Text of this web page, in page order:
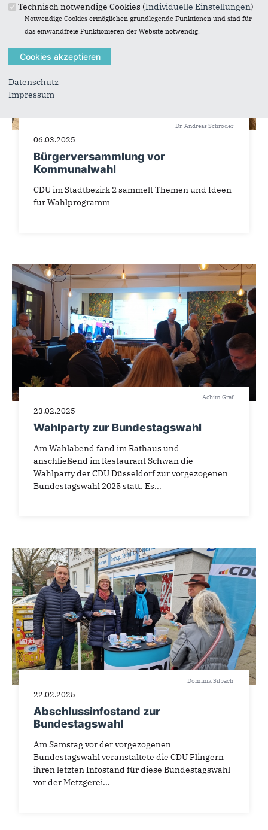
Dr. Andreas Schröder
06.03.2025
Bürgerversammlung vor
Kommunalwahl
CDU im Stadtbezirk 2 sammelt Themen und Ideen
für Wahlprogramm
Achim Graf
23.02.2025
Wahlparty zur Bundestagswahl
Am Wahlabend fand im Rathaus und
anschließend im Restaurant Schwan die
Wahlparty der CDU Düsseldorf zur vorgezogenen
Bundestagswahl 2025 statt. Es...
Dominik Silbach
22.02.2025
Abschlussinfostand zur
Bundestagswahl
Am Samstag vor der vorgezogenen
Bundestagswahl veranstaltete die CDU Flingern
ihren letzten Infostand für diese Bundestagswahl
vor der Metzgerei...
Technisch notwendige Cookies (Individuelle Einstellungen)
Notwendige Cookies ermöglichen grundlegende Funktionen und sind für
das einwandfreie Funktionieren der Website notwendig.
Datenschutz
Impressum